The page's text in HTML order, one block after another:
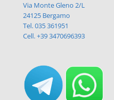
Via Monte Gleno 2/L
24125 Bergamo
Tel. 035 361951
Cell. +39 3470696393